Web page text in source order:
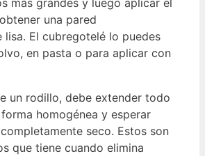
una pared
lisa. El cubregotelé lo puedes
en pasta o para aplicar con
un rodillo, debe extender todo
homogénea y esperar
seco. Estos son
que tiene cuando elimina